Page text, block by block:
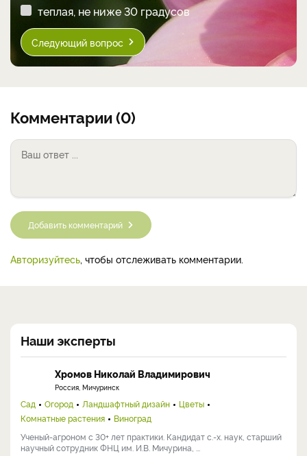
теплая, не ниже 30 градусов
Следующий вопрос
Комментарии (0)
Добавить комментарий
Авторизуйтесь , чтобы отслеживать комментарии.
Наши эксперты
Хромов Николай Владимирович
Россия, Мичуринск
Сад Огород Ландшафтный дизайн
Цветы
Комнатные растения
Виноград
Ученый-агроном с 30+ лет практики. Кандидат с.-х. наук, старший
научный сотрудник ФНЦ им. И.В. Мичурина, ...